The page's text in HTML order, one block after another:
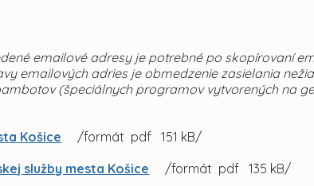
emailové adresy je potrebné po skopírovaní
emailových adries je obmedzenie zasielania
(špeciálnych programov vytvorených na
Košice
/formát pdf 151 kB/
služby mesta Košice /formát pdf 135 kB/